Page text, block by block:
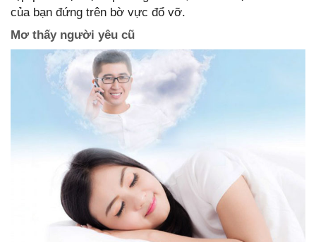
của bạn đứng trên bờ vực đổ vỡ.
Mơ thấy người yêu cũ